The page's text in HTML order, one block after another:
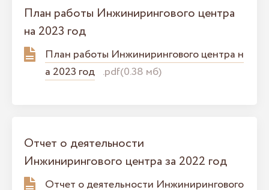
План работы Инжинирингового центра
на 2023 год
План работы Инжинирингового центра н
а 2023 год .pdf(0.38 мб)
Отчет о деятельности
Инжинирингового центра за 2022 год
Отчет о деятельности Инжинирингового